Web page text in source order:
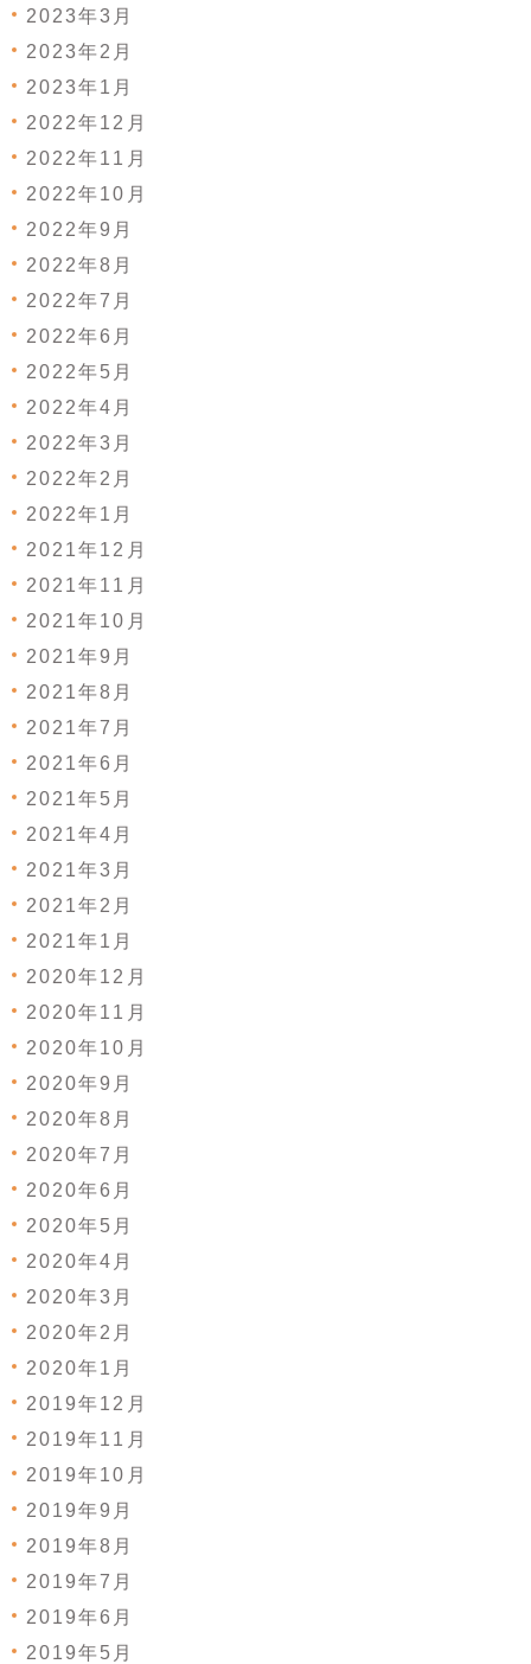
2023年3月
2023年2月
2023年1月
2022年12月
2022年11月
2022年10月
2022年9月
2022年8月
2022年7月
2022年6月
2022年5月
2022年4月
2022年3月
2022年2月
2022年1月
2021年12月
2021年11月
2021年10月
2021年9月
2021年8月
2021年7月
2021年6月
2021年5月
2021年4月
2021年3月
2021年2月
2021年1月
2020年12月
2020年11月
2020年10月
2020年9月
2020年8月
2020年7月
2020年6月
2020年5月
2020年4月
2020年3月
2020年2月
2020年1月
2019年12月
2019年11月
2019年10月
2019年9月
2019年8月
2019年7月
2019年6月
2019年5月